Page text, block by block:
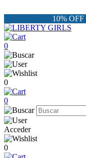
10%
0
0
0
Acceder
0